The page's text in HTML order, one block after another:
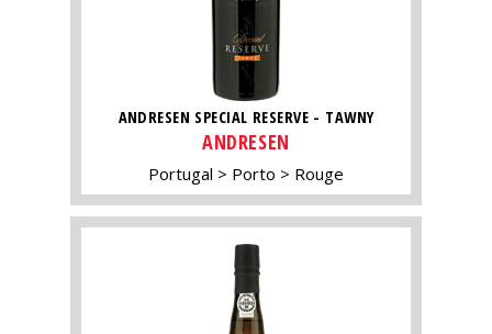
ANDRESEN SPECIAL RESERVE - TAWNY
ANDRESEN
Portugal Porto Rouge